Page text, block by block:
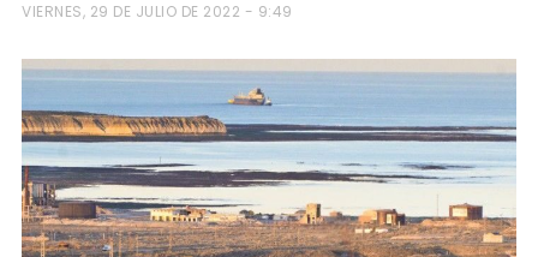
VIERNES, 29 DE JULIO DE 2022 - 9:49